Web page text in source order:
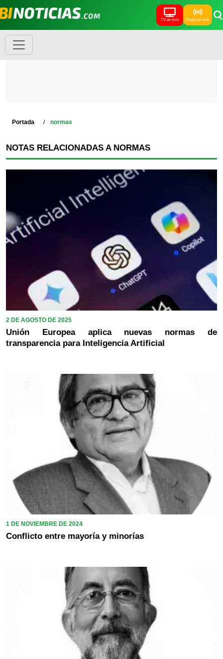
TV en vivo Radio en vivo
Portada normas
NOTAS RELACIONADAS A NORMAS
2 DE AGOSTO DE 2025
Unión Europea aplica nuevas normas de
transparencia para Inteligencia Artificial
1 DE NOVIEMBRE DE 2024
Conflicto entre mayoría y minorías